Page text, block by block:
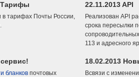
Тарифы
в тарифах Почты России,
22.11.2013 API
Реализован API
срока пересылки
113 и адресного
бланков почтовых
18.02.2013
Всвязи с